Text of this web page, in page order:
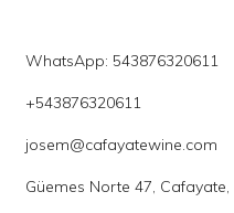
WhatsApp: 543876320611
+543876320611
josem@cafayatewine.com
Güemes Norte 47,